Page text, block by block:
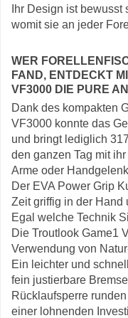
Ihr Design ist
womit sie an jeder
WER
FAND, ENTDECKT
VF3000 DIE PURE
Dank des kompakten
VF3000 konnte das
und bringt lediglich
den ganzen Tag mit
Arme oder
Der EVA Power Grip
Zeit griffig in der Hand
Egal welche Technik
Die Troutlook Game1
Verwendung von
Ein leichter und
fein justierbare
Rücklaufsperre
einer lohnenden